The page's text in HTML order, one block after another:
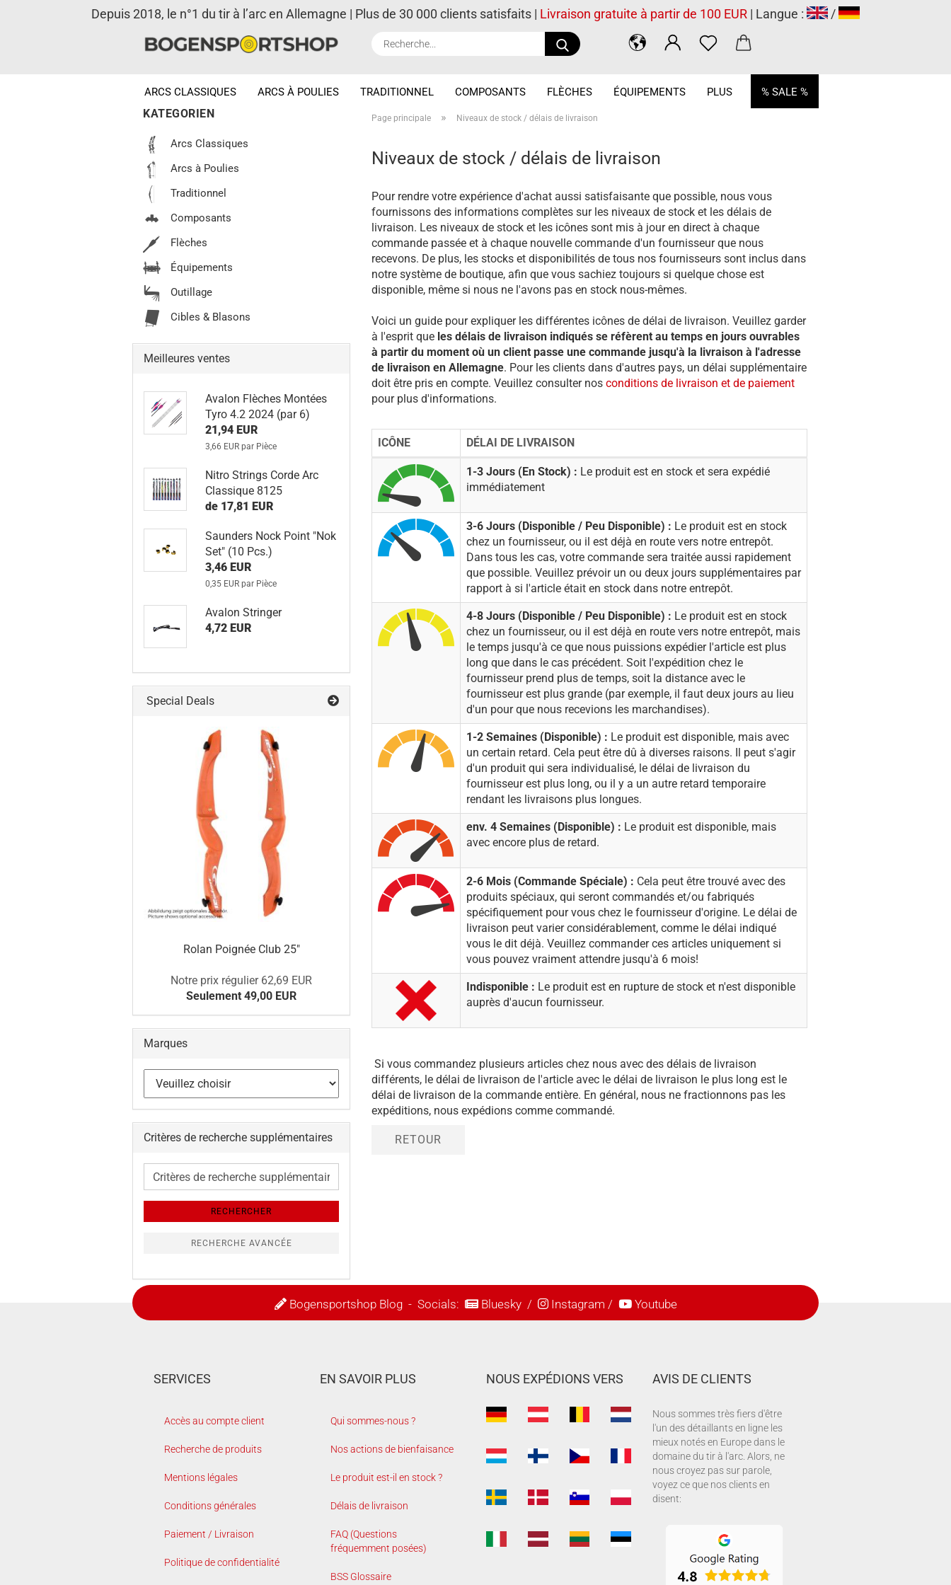
Recherche...
Depuis 2018, le n°1 du tir à l’arc en Allemagne | Plus de 30 000 clients satisfaits | Livraison gratuite à partir de 100 EUR | Langue : /
ARCS CLASSIQUES ARCS À POULIES TRADITIONNEL COMPOSANTS FLÈCHES ÉQUIPEMENTS % SALE %
PLUS
Page principale » Niveaux de stock / délais de livraison
Niveaux de stock / délais de livraison
Pour rendre votre expérience d'achat aussi satisfaisante que possible, nous vous
fournissons des informations complètes sur les niveaux de stock et les délais de
livraison. Les niveaux de stock et les icônes sont mis à jour en direct à chaque
commande passée et à chaque nouvelle commande d'un fournisseur que nous
recevons. De plus, les stocks et disponibilités de tous nos fournisseurs sont inclus dans
notre système de boutique, afin que vous sachiez toujours si quelque chose est
disponible, même si nous ne l'avons pas en stock nous-mêmes.
Voici un guide pour expliquer les différentes icônes de délai de livraison. Veuillez garder
à l'esprit que les délais de livraison indiqués se réfèrent au temps en jours ouvrables
à partir du moment où un client passe une commande jusqu'à la livraison à l'adresse
de livraison en Allemagne. Pour les clients dans d'autres pays, un délai supplémentaire
doit être pris en compte. Veuillez consulter nosconditions de livraison et de paiement
pour plus d'informations.
ICÔNE DÉLAI DE LIVRAISON
1-3 Jours (En Stock) : Le produit est en stock et sera expédié
immédiatement
3-6 Jours (Disponible / Peu Disponible) : Le produit est en stock
chez un fournisseur, ou il est déjà en route vers notre entrepôt.
Dans tous les cas, votre commande sera traitée aussi rapidement
que possible. Veuillez prévoir un ou deux jours supplémentaires par
rapport à si l'article était en stock dans notre entrepôt.
4-8 Jours (Disponible / Peu Disponible) : Le produit est en stock
chez un fournisseur, ou il est déjà en route vers notre entrepôt, mais
le temps jusqu'à ce que nous puissions expédier l'article est plus
long que dans le cas précédent. Soit l'expédition chez le
fournisseur prend plus de temps, soit la distance avec le
fournisseur est plus grande (par exemple, il faut deux jours au lieu
d'un pour que nous recevions les marchandises).
1-2 Semaines (Disponible) : Le produit est disponible, mais avec
un certain retard. Cela peut être dû à diverses raisons. Il peut s'agir
d'un produit qui sera individualisé, le délai de livraison du
fournisseur est plus long, ou il y a un autre retard temporaire
rendant les livraisons plus longues.
env. 4 Semaines (Disponible) : Le produit est disponible, mais
avec encore plus de retard.
2-6 Mois (Commande Spéciale) : Cela peut être trouvé avec des
produits spéciaux, qui seront commandés et/ou fabriqués
spécifiquement pour vous chez le fournisseur d'origine. Le délai de
livraison peut varier considérablement, comme le délai indiqué
vous le dit déjà. Veuillez commander ces articles uniquement si
vous pouvez vraiment attendre jusqu'à 6 mois!
Indisponible : Le produit est en rupture de stock et n'est disponible
auprès d'aucun fournisseur.
Si vous commandez plusieurs articles chez nous avec des délais de livraison
différents, le délai de livraison de l'article avec le délai de livraison le plus long est le
délai de livraison de la commande entière. En général, nous ne fractionnons pas les
expéditions, nous expédions comme commandé.
RETOUR
KATEGORIEN
Arcs Classiques
Arcs à Poulies
Traditionnel
Composants
Flèches
Équipements
Outillage
Cibles & Blasons
Meilleures ventes
Avalon Flèches Montées
Tyro 4.2 2024 (par 6)
21,94 EUR
3,66 EUR par Pièce
Nitro Strings Corde Arc
Classique 8125
de 17,81 EUR
Saunders Nock Point "Nok
Set" (10 Pcs.)
3,46 EUR
0,35 EUR par Pièce
Avalon Stringer
4,72 EUR
Special Deals
Rolan Poignée Club 25"
Notre prix régulier 62,69 EUR
Seulement 49,00 EUR
Marques
Critères de recherche supplémentaires
Critères
recherche
supplémentairesRECHERCHER
RECHERCHE AVANCÉE
Bogensportshop Blog- Socials: Bluesky/ Instagram / Youtube
SERVICES
Accès au compte client
Recherche de produits
Mentions légales
Conditions générales
Paiement / Livraison
Politique de confidentialité
EN SAVOIR PLUS
Qui sommes-nous ?
Nos actions de bienfaisance
Le produit est-il en stock ?
Délais de livraison
FAQ (Questions
fréquemment posées)
BSS Glossaire
NOUS EXPÉDIONS VERS AVIS DE CLIENTS
Nous sommes très fiers d'être
l'un des détaillants en ligne les
mieux notés en Europe dans le
domaine du tir à l'arc. Alors, ne
nous croyez pas sur parole,
voyez ce que nos clients en
disent: